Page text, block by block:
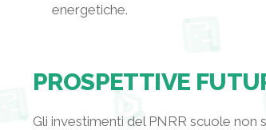
energetiche.
PROSPETTIVE
Gli investimenti del PNRR scuole non